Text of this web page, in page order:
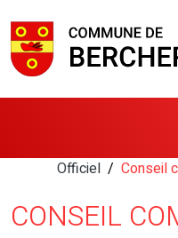
Officiel Conseil
CONSEIL